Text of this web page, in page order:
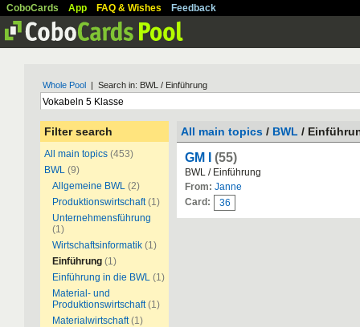
CoboCards App FAQ & Wishes Feedback
Whole Pool | Search in: BWL / Einführung
Filter search
All main topics (453)
BWL (9)
Allgemeine BWL (2)
Produktionswirtschaft (1)
Unternehmensführung
(1)
Wirtschaftsinformatik (1)
Einführung (1)
Einführung in die BWL (1)
Material- und
Produktionswirtschaft (1)
Materialwirtschaft (1)
All main topics / BWL /
GM I (55)
BWL / Einführung
From: Janne
Card:
36